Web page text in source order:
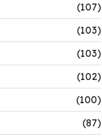
(107)
(103)
(103)
(102)
(100)
(87)